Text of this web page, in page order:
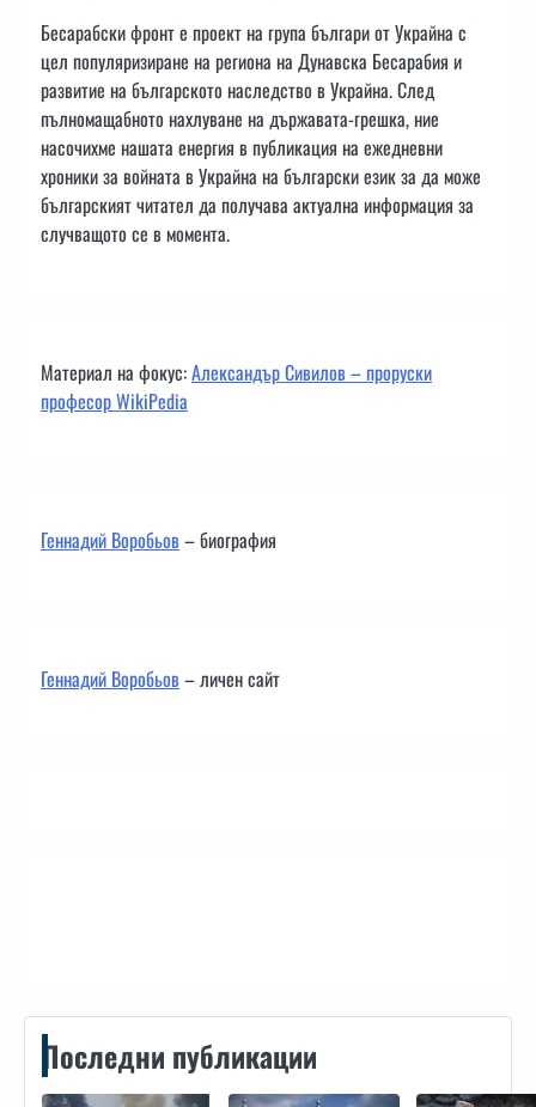
Бесарабски фронт е проект на група българи от Украйна с
цел популяризиране на региона на Дунавска Бесарабия и
развитие на българското наследство в Украйна. След
пълномащабното нахлуване на държавата-грешка, ние
насочихме нашата енергия в публикация на ежедневни
хроники за войната в Украйна на български език за да може
българският читател да получава актуална информация за
случващото се в момента.
Материал на фокус:Александър Сивилов – проруски
професор WikiPedia
Геннадий Воробьов– биография
Геннадий Воробьов– личен сайт
Последни публикации